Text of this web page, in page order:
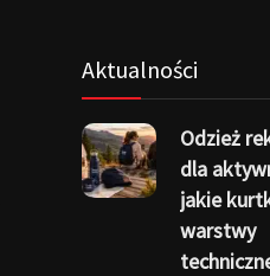
Aktualności
Odzież
dla
jakie
warstwy